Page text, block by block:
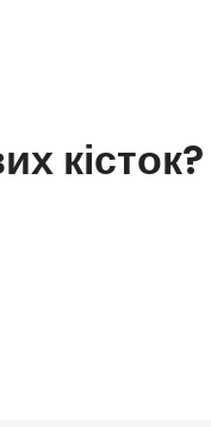
кісток?